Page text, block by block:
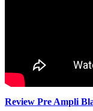
Review Pre Ampli